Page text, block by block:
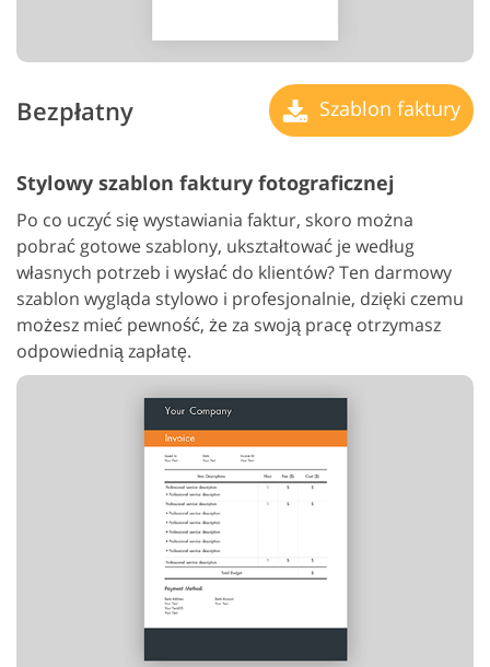
Bezpłatny Szablon faktury
Stylowy szablon faktury fotograficznej
Po co uczyć się wystawiania faktur, skoro można
pobrać gotowe szablony, ukształtować je według
własnych potrzeb i wysłać do klientów? Ten darmowy
szablon wygląda stylowo i profesjonalnie, dzięki czemu
możesz mieć pewność, że za swoją pracę otrzymasz
odpowiednią zapłatę.